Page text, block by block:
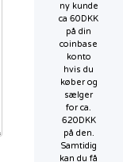
ny kunde
ca 60DKK
på din
coinbase
konto
hvis du
køber og
sælger
for ca.
620DKK
på den.
Samtidig
kan du få